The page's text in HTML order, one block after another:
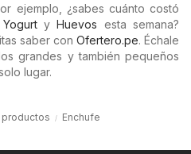
ejemplo, ¿sabes cuánto costó
YogurtyHuevos esta semana?
saber con Ofertero.pe. Échale
grandes y también pequeños
lugar.
productos Enchufe